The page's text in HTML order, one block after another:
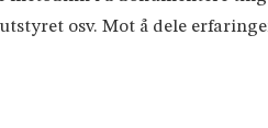
osv. Mot å dele